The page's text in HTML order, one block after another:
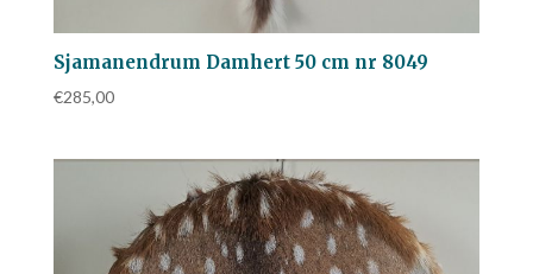
Sjamanendrum Damhert 50 cm nr 8049
€285,00